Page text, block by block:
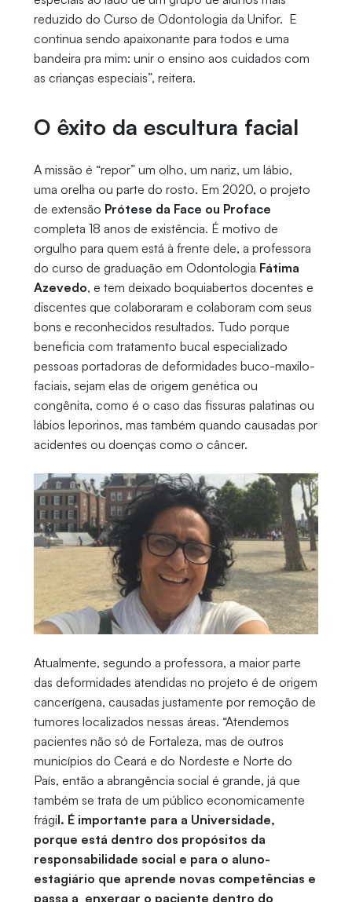
reduzido do Curso de Odontologia da Unifor. E
continua sendo apaixonante para todos e uma
bandeira pra mim: unir o ensino aos cuidados com
as crianças especiais”, reitera.
O êxito da escultura facial
A missão é “repor” um olho, um nariz, um lábio,
uma orelha ou parte do rosto. Em 2020, o projeto
de extensão Prótese da Face ou Proface
completa 18 anos de existência. É motivo de
orgulho para quem está à frente dele, a professora
do curso de graduação em Odontologia Fátima
Azevedo, e tem deixado boquiabertos docentes e
discentes que colaboraram e colaboram com seus
bons e reconhecidos resultados. Tudo porque
beneficia com tratamento bucal especializado
pessoas portadoras de deformidades buco-maxilo-
faciais, sejam elas de origem genética ou
congênita, como é o caso das fissuras palatinas ou
lábios leporinos, mas também quando causadas por
acidentes ou doenças como o câncer.
Atualmente, segundo a professora, a maior parte
das deformidades atendidas no projeto é de origem
cancerígena, causadas justamente por remoção de
tumores localizados nessas áreas. “Atendemos
pacientes não só de Fortaleza, mas de outros
municípios do Ceará e do Nordeste e Norte do
País, então a abrangência social é grande, já que
também se trata de um público economicamente
frágil. É importante para a Universidade,
porque está dentro dos propósitos da
responsabilidade social e para o aluno-
estagiário que aprende novas competências e
passa a enxergar o paciente dentro do